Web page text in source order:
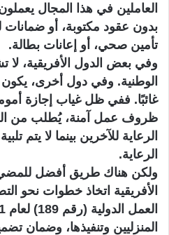
العاملين في هذا المجال
بدون عقود مكتوبة، أو ضمانات
تأمين صحي، أو إعانات بطالة.
وفي بعض الدول الأفريقية، لا
الوطنية. وفي دول أخرى، يكون
غائبًا. ففي ظل غياب إجازة
ظروف عمل آمنة، يُطلب من
الرعاية للآخرين بينما لا يتم
الرعاية.
ولكن هناك طريق أفضل
الأفريقية اتخاذ خطوات نحو
المنزليين وتنفيذها، وضمان